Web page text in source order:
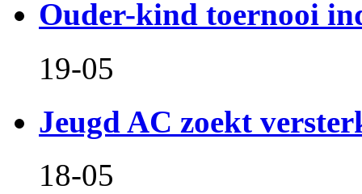
Ouder-kind toernooi
19-05
Jeugd AC zoekt
18-05